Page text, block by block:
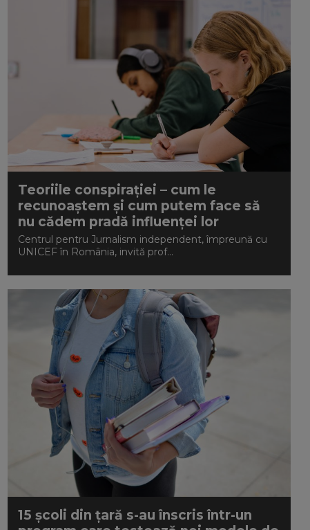
Teoriile conspirației – cum le
recunoaștem și cum putem face să
nu cădem pradă influenței lor
Centrul pentru Jurnalism independent, împreună cu
UNICEF în România, invită prof...
15 școli din țară s-au înscris într-un